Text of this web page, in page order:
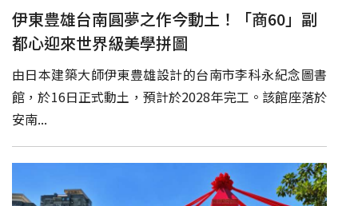
伊東豊雄台南圓夢之作今動土！「商60」副
都心迎來世界級美學拼圖
由日本建築大師伊東豊雄設計的台南市李科永紀念圖書
館，於16日正式動土，預計於2028年完工。該館座落於
安南...